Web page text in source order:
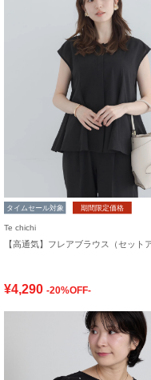
タイムセール対象 期間限定価格
Te chichi
¥4,290 -20%OFF-